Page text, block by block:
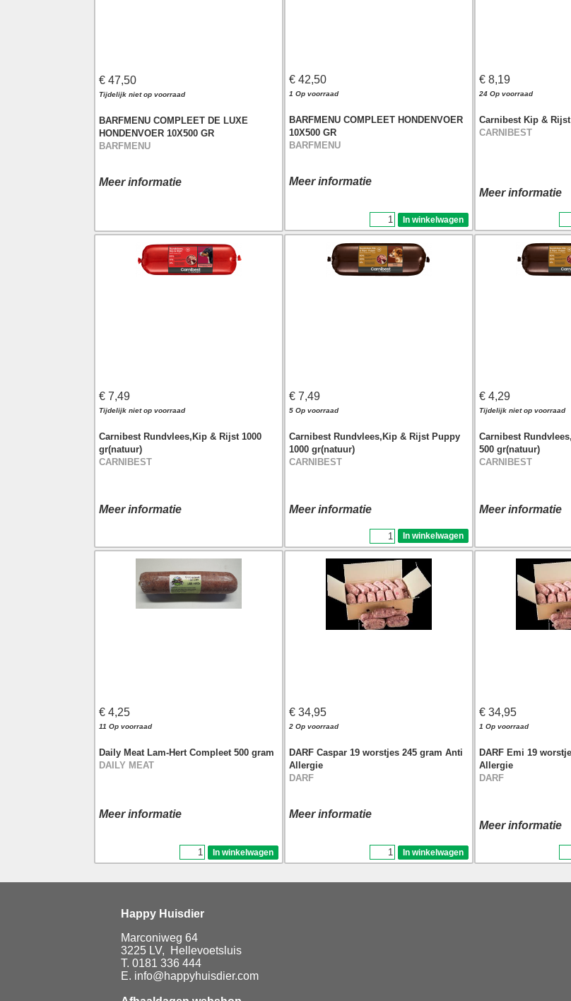
€ 47,50
Tijdelijk niet op voorraad
BARFMENU COMPLEET DE LUXE
HONDENVOER 10X500 GR
BARFMENU
Meer informatie
€ 42,50
1 Op voorraad
BARFMENU COMPLEET HONDENVOER
10X500 GR
BARFMENU
Meer informatie
€ 8,19
24 Op voorraad
Carnibest Kip &
CARNIBEST
Meer informatie
€ 7,49
Tijdelijk niet op voorraad
Carnibest Rundvlees,Kip & Rijst 1000
gr(natuur)
CARNIBEST
Meer informatie
€ 7,49
5 Op voorraad
Carnibest Rundvlees,Kip & Rijst Puppy
1000 gr(natuur)
CARNIBEST
Meer informatie
€ 4,29
Tijdelijk niet op voorraad
Carnibest
500 gr(natuur)
CARNIBEST
Meer informatie
€ 4,25
11 Op voorraad
Daily Meat Lam-Hert Compleet 500 gram
DAILY MEAT
Meer informatie
€ 34,95
2 Op voorraad
DARF Caspar 19 worstjes 245 gram Anti
Allergie
DARF
Meer informatie
€ 34,95
1 Op voorraad
DARF Emi 19
Allergie
DARF
Meer informatie
Happy Huisdier
Marconiweg 64
3225 LV, Hellevoetsluis
T. 0181 336 444
E. info@happyhuisdier.com